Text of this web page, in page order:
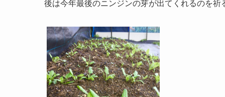
後は今年最後のニンジンの芽が出てくれるのを祈